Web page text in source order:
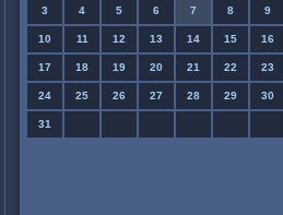
3 4 5 6 7 8 9
10 11 12 13 14 15 16
17 18 19 20 21 22 23
24 25 26 27 28 29 30
31